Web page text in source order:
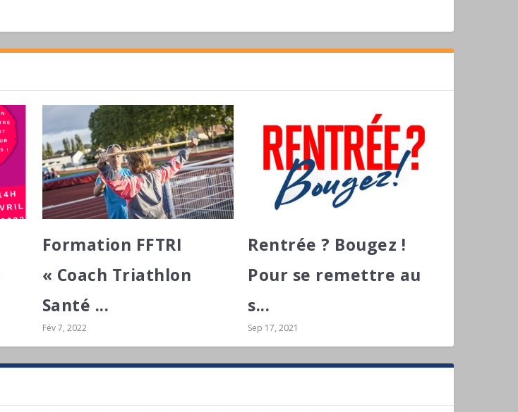
Formation FFTRI
« Coach Triathlon
Santé ...
Fév 7, 2022
Rentrée ? Bougez !
Pour se remettre au
s...
Sep 17, 2021